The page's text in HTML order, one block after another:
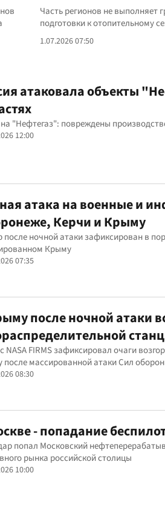
Часть регионов не выполняет
подготовки к отопительному
1.07.2026 07:50
атаковала объекты
"Нефтегаз": повреждены
12:00
атака на военные и
Керчи и Крыму
ночной атаки зафиксирован в
Крыму
07:35
после ночной атаки
NASA FIRMS зафиксировал очаги
после массированной атаки Сил
08:30
- попадание
попал Московский
рынка российской столицы
10:00